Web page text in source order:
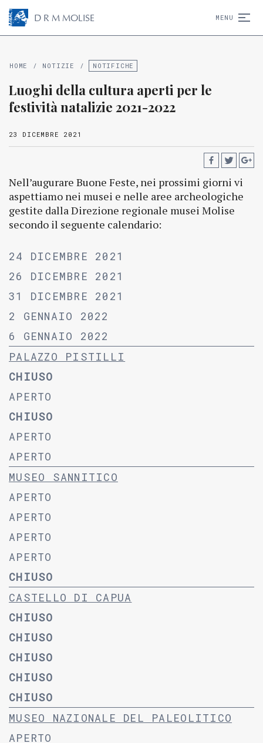
D R M MOLISE MENU
HOME / NOTIZIE / NOTIFICHE
Luoghi della cultura aperti per le
festività natalizie 2021-2022
23 DICEMBRE 2021
Nell’augurare Buone Feste, nei prossimi giorni vi
aspettiamo nei musei e nelle aree archeologiche
gestite dalla Direzione regionale musei Molise
secondo il seguente calendario:
24 DICEMBRE 2021
26 DICEMBRE 2021
31 DICEMBRE 2021
2 GENNAIO 2022
6 GENNAIO 2022
PALAZZO PISTILLI
CHIUSO
APERTO
CHIUSO
APERTO
APERTO
MUSEO SANNITICO
APERTO
APERTO
APERTO
APERTO
CHIUSO
CASTELLO DI CAPUA
CHIUSO
CHIUSO
CHIUSO
CHIUSO
CHIUSO
MUSEO NAZIONALE DEL PALEOLITICO
APERTO